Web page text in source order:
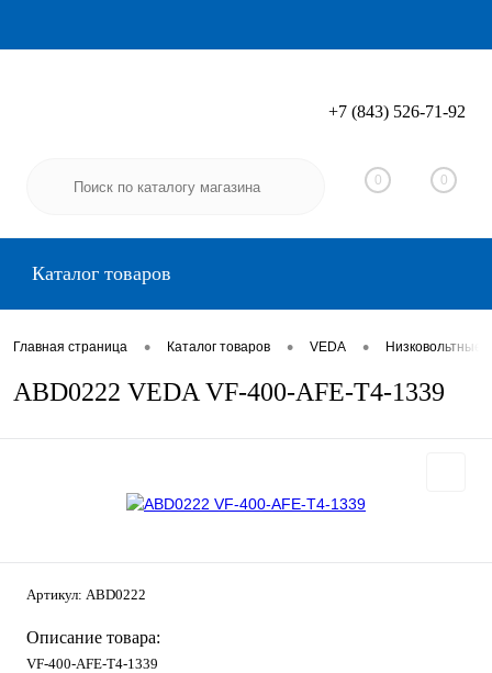
Вход Регистрация
+7 (843) 526-71-92
0 0
Каталог товаров
Главная страница • Каталог товаров • VEDA •
ABD0222 VEDA VF-400-AFE-T4-1339
Артикул: ABD0222
Описание товара:
VF-400-AFE-T4-1339